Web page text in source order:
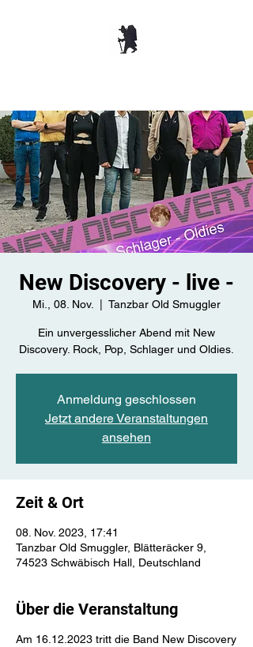
New Discovery - live -
Mi., 08. Nov. Tanzbar Old Smuggler
Ein unvergesslicher Abend mit New
Discovery. Rock, Pop, Schlager und Oldies.
Anmeldung geschlossen
Jetzt andere Veranstaltungen
ansehen
Zeit & Ort
08. Nov. 2023, 17:41
Tanzbar Old Smuggler, Blätteräcker 9,
74523 Schwäbisch Hall, Deutschland
Über die Veranstaltung
Am 16.12.2023 tritt die Band New Discovery